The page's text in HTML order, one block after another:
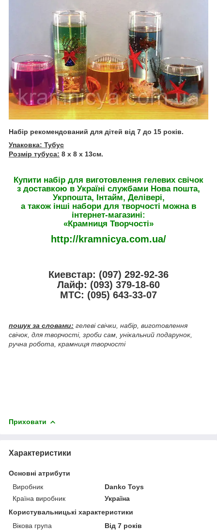
Набір рекомендований для дітей від 7 до 15 років.
Упаковка: Тубус
Розмір тубуса: 8 х 8 х 13см.
Купити набір для виготовлення гелевих свічок
з доставкою в Україні службами Нова пошта,
Укрпошта, Інтайм, Делівері,
а також інші набори для творчості можна в
інтернет-магазині:
«Крамниця Творчості»
http://kramnicya.com.ua/
Киевстар: (097) 292-92-36
Лайф: (093) 379-18-60
МТС: (095) 643-33-07
пошук за словами: гелеві свічки, набір, виготовлення
свічок, для творчості, зроби сам, унікальний подарунок,
ручна робота, крамниця творчості
Приховати
Характеристики
Основні атрибути
Виробник
Danko Toys
Країна виробник
Україна
Користувальницькі характеристики
Вікова група
Від 7 років